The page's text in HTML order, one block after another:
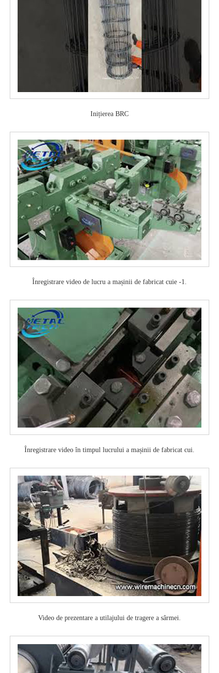
Inițierea BRC
Înregistrare video de lucru a mașinii de fabricat cuie -1.
Înregistrare video în timpul lucrului a mașinii de fabricat cui.
Video de prezentare a utilajului de tragere a sârmei.